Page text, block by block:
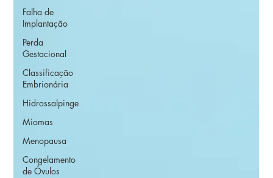
Falha de
Implantação
Perda
Gestacional
Classificação
Embrionária
Hidrossalpinge
Miomas
Menopausa
Congelamento
de Óvulos